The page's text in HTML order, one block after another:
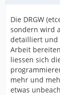
Die DRGW
sondern wird
detailliert und
Arbeit
liessen sich
mehr und
etwas